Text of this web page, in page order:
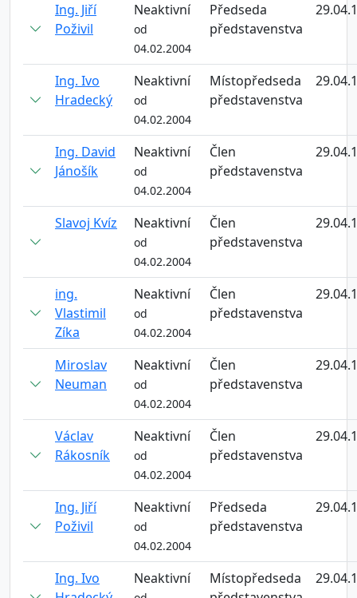
Ing. Jiří
Poživil
Neaktivní
od
04.02.2004
Předseda
představenstva
Ing. Ivo
Hradecký
Neaktivní
od
04.02.2004
Místopředseda
představenstva
Ing. David
Jánošík
Neaktivní
od
04.02.2004
Člen
představenstva
Slavoj Kvíz Neaktivní
od
04.02.2004
Člen
představenstva
ing.
Vlastimil
Zíka
Neaktivní
od
04.02.2004
Člen
představenstva
Miroslav
Neuman
Neaktivní
od
04.02.2004
Člen
představenstva
Václav
Rákosník
Neaktivní
od
04.02.2004
Člen
představenstva
Ing. Jiří
Poživil
Neaktivní
od
04.02.2004
Předseda
představenstva
Ing. Ivo
Neaktivní
Místopředseda